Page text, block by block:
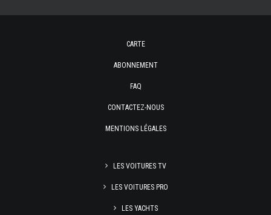
CARTE
ABONNEMENT
FAQ
CONTACTEZ-NOUS
MENTIONS LÉGALES
LES VOITURES TV
LES VOITURES PRO
LES YACHTS